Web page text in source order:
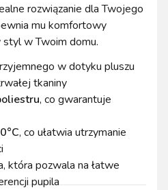
rozwiązanie dla Twojego
mu komfortowy
w Twoim domu.
w dotyku pluszu
tkaniny
, co gwarantuje
, co ułatwia utrzymanie
która pozwala na łatwe
pupila